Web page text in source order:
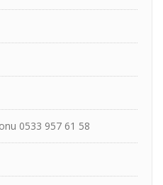
0533 957 61 58